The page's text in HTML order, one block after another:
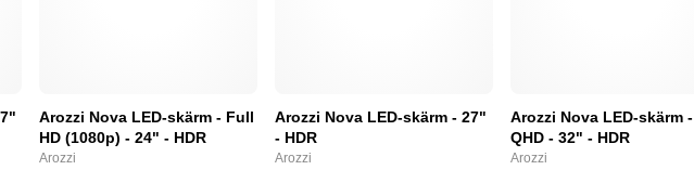
Arozzi Nova LED-skärm - Full
HD (1080p) - 24" - HDR
Arozzi
Arozzi Nova LED-skärm - 27"
- HDR
Arozzi
Arozzi Nova LED-skärm -
QHD - 32" - HDR
Arozzi